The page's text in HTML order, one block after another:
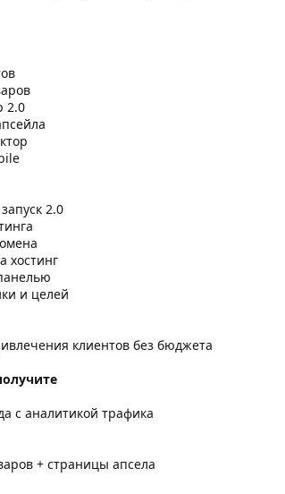
2.0
2.0
хостинг
и целей
клиентов без бюджета
с аналитикой трафика
+ страницы апсела